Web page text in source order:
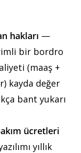
hakları —
bir bordro
(maaş +
kayda değer
bant yukarı
ücretleri
yıllık